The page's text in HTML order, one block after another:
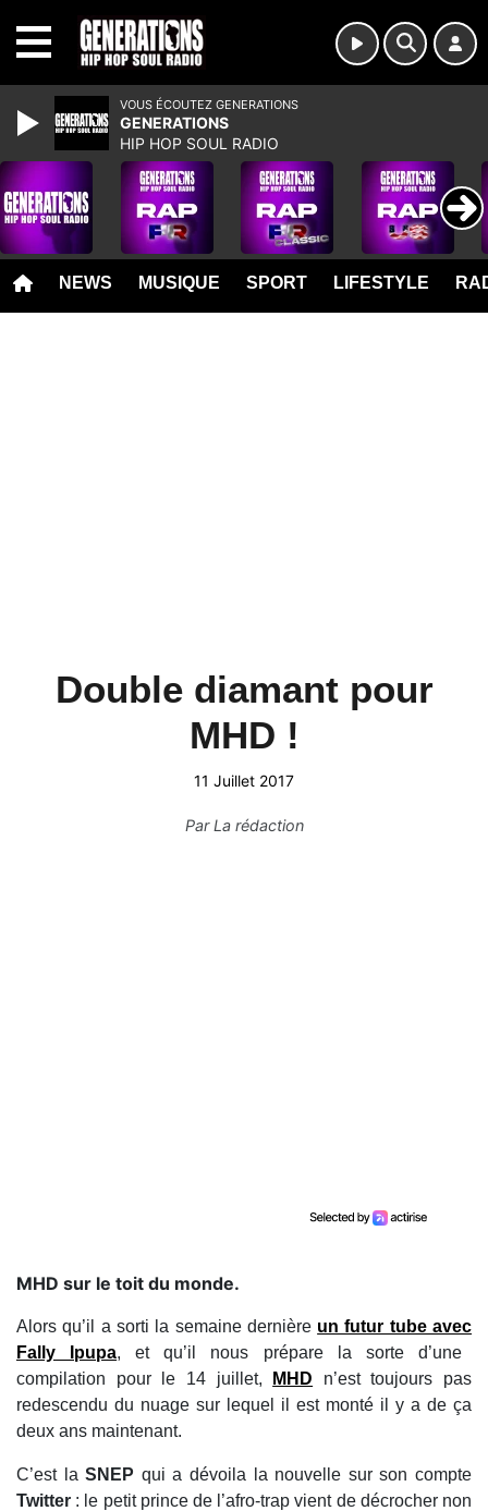
NEWS MUSIQUE SPORT LIFESTYLE
Double diamant pour
MHD !
11 Juillet 2017
ParLa rédaction
​MHD sur le toit du monde.
Alors qu’il a sorti la semaine dernière un futur tube avec
Fally Ipupa, et qu’il nous prépare la sorte d’une
compilation pour le 14 juillet,
MHD
n’est toujours pas
redescendu du nuage sur lequel il est monté il y a de ça
deux ans maintenant.
C’est laSNEP qui a dévoila la nouvelle sur son compte
Twitter : le petit prince de l’afro-trap vient de décrocher non
VOUS ÉCOUTEZ GENERATIONS
GENERATIONS
HIP HOP SOUL RADIO